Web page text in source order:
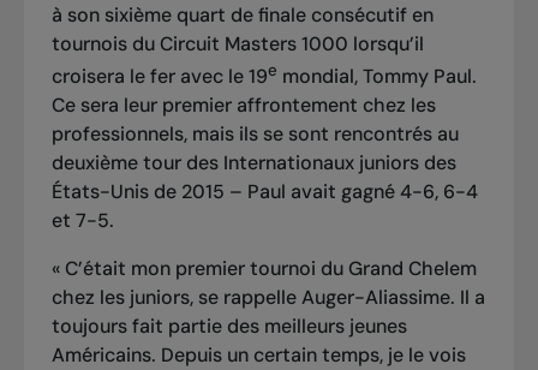
à son sixième quart de finale consécutif en
tournois du Circuit Masters 1000 lorsqu’il
croisera le fer avec le 19e mondial, Tommy Paul.
Ce sera leur premier affrontement chez les
professionnels, mais ils se sont rencontrés au
deuxième tour des Internationaux juniors des
États-Unis de 2015 – Paul avait gagné 4-6, 6-4
et 7-5.
« C’était mon premier tournoi du Grand Chelem
chez les juniors, se rappelle Auger-Aliassime. Il a
toujours fait partie des meilleurs jeunes
Américains. Depuis un certain temps, je le vois